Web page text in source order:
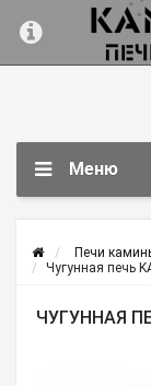
Меню
Печи
Чугунная печь
ЧУГУННАЯ